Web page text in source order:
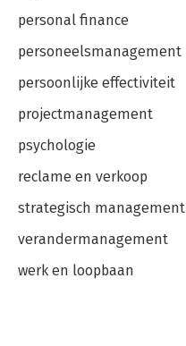
personal finance
personeelsmanagement
persoonlijke effectiviteit
projectmanagement
psychologie
reclame en verkoop
strategisch management
verandermanagement
werk en loopbaan